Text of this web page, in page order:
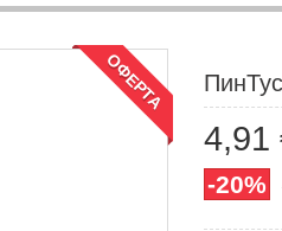
ОФЕРТА
4,91
-20%